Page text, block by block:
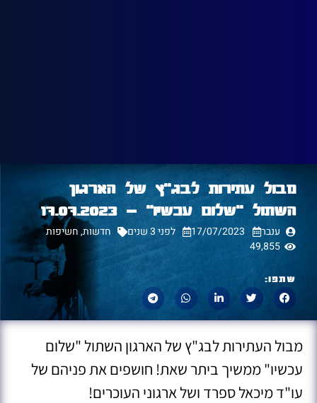
מבול עתירות לבג״ץ של הארגון
השתול ״שלום עכשיו״ – 17.07.2023
ענבר 17/07/2023 לפני 3 שנים חדשות,חשיפות
49,855
שתפו:
מבול העתירות לבג"ץ של הארגון השתול "שלום
עכשיו" ממשיך ביתר שאת! חושפים את פניהם של
עו"ד מיכאל ספרד ושל ארגוני העוכרים!